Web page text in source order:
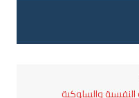
والسلوكية